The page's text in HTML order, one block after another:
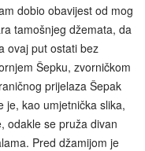
dobio obavijest od mog
tamošnjeg džemata, da
ovaj put ostati bez
Šepku, zvorničkom
prijelaza Šepak
je, kao umjetnička slika,
odakle se pruža divan
Pred džamijom je